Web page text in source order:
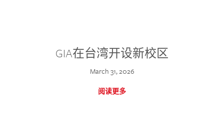
GIA在台湾开设新校区
March 31, 2026
阅读更多